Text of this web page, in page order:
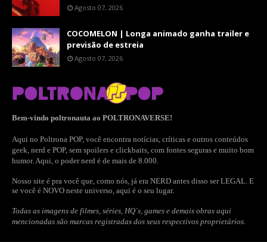
Agosto 07, 2026
COCOMELON | Longa animado ganha trailer e
previsão de estreia
Agosto 07, 2026
Bem-vindo poltronauta ao POLTRONAVERSE!
Aqui no Poltrona POP, você encontra notícias, críticas e outros conteúdos
geek, nerd e POP, sem spoilers e clickbaits, com fontes seguras e muito bom
humor. Aqui, o poder nerd é de mais de 8.000.
Nosso site é pra você que, como nós, já era NERD antes disso ser LEGAL. E
se você é NOVO neste universo, aqui é o seu lugar.
Todas as imagens de filmes, séries, HQ´s, games e demais obras aqui
mencionadas são marcas registradas dos seus respectivos proprietários.